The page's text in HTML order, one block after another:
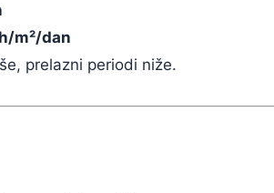
m²/dan
prelazni periodi niže.